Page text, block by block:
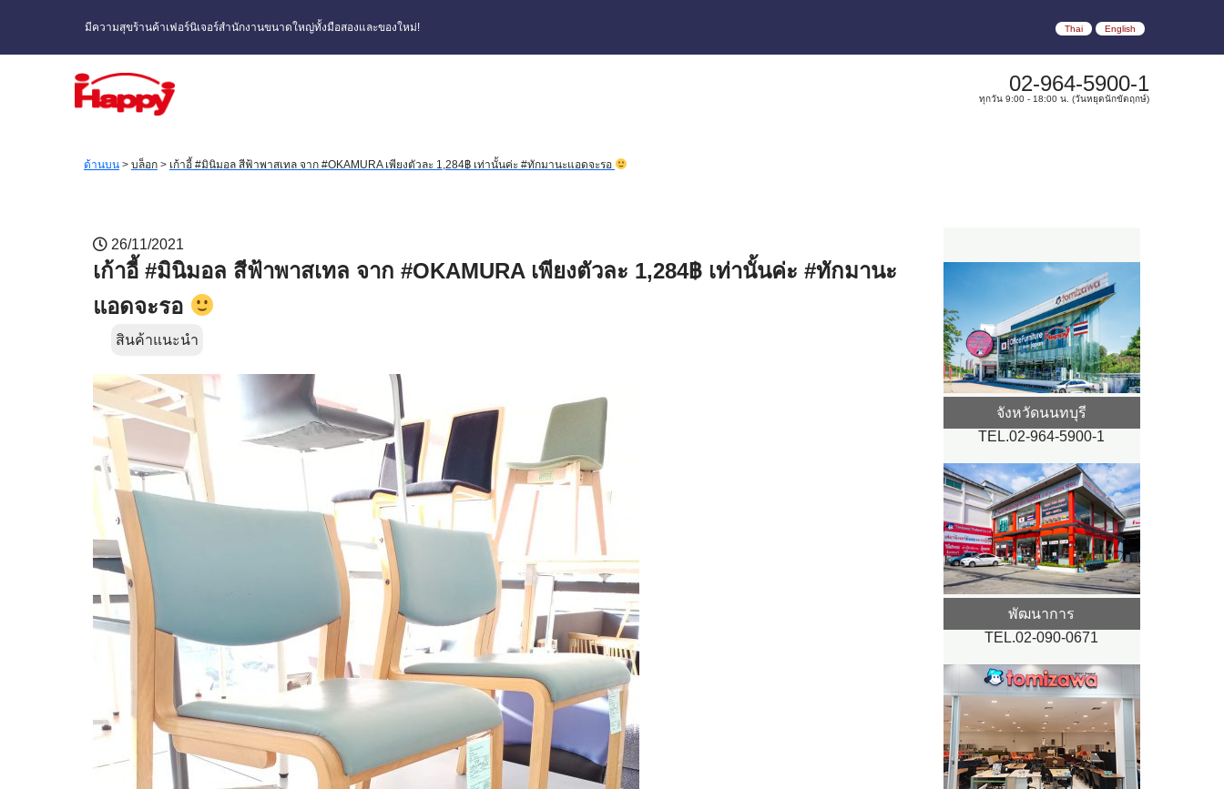
มีความสุขร้านค้าเฟอร์นิเจอร์สำนักงานขนาดใหญ่ทั้งมือสองและของใหม่! Thai English
02-964-5900-1
ทุกวัน 9:00 - 18:00 น. (วันหยุดนักขัตฤกษ์)
ด้านบน > บล็อก > เก้าอี้ #มินิมอล สีฟ้าพาสเทล จาก #OKAMURA เพียงตัวละ 1,284฿ เท่านั้นค่ะ #ทักมานะแอดจะรอ
26/11/2021
เก้าอี้ #มินิมอล สีฟ้าพาสเทล จาก #OKAMURA เพียงตัวละ 1,284฿ เท่านั้นค่ะ #ทักมานะ
แอดจะรอ
สินค้าแนะนำ
จังหวัดนนทบุรี
TEL.02-964-5900-1
พัฒนาการ
TEL.02-090-0671